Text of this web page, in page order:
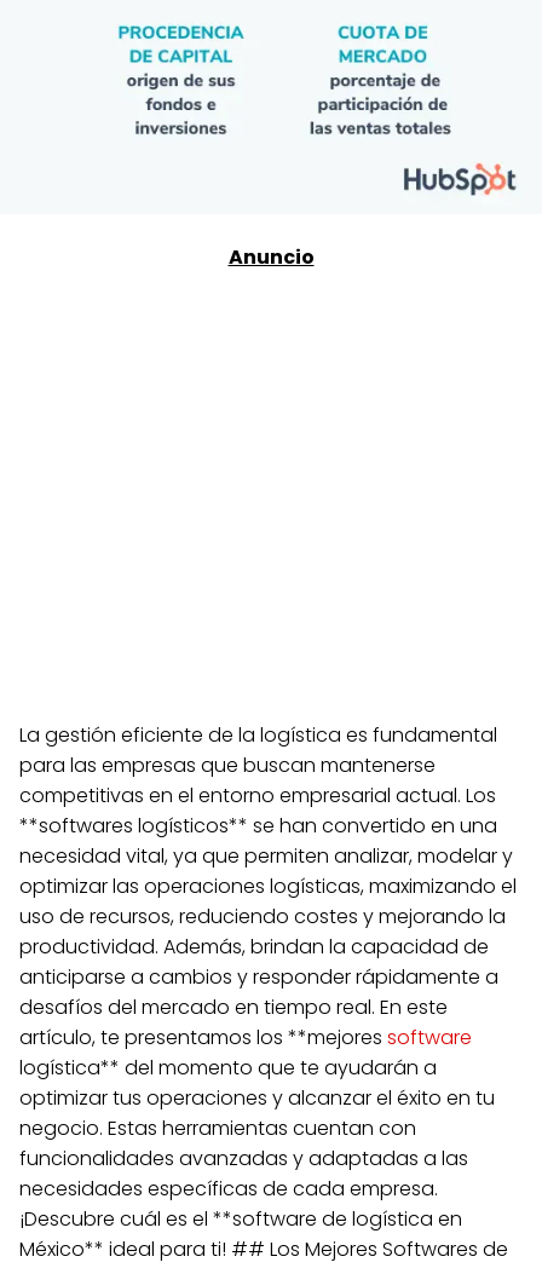
La gestión eficiente de la logística es fundamental
para las empresas que buscan mantenerse
competitivas en el entorno empresarial actual. Los
**softwares logísticos** se han convertido en una
necesidad vital, ya que permiten analizar, modelar y
optimizar las operaciones logísticas, maximizando el
uso de recursos, reduciendo costes y mejorando la
productividad. Además, brindan la capacidad de
anticiparse a cambios y responder rápidamente a
desafíos del mercado en tiempo real. En este
artículo, te presentamos los **mejores software
logística** del momento que te ayudarán a
optimizar tus operaciones y alcanzar el éxito en tu
negocio. Estas herramientas cuentan con
funcionalidades avanzadas y adaptadas a las
necesidades específicas de cada empresa.
¡Descubre cuál es el **software de logística en
México** ideal para ti! ## Los Mejores Softwares de